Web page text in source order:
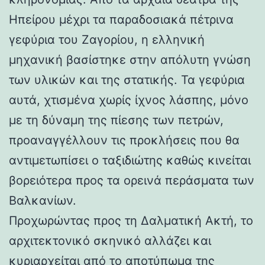
Ηπείρου μέχρι τα παραδοσιακά πέτρινα
γεφύρια του Ζαγορίου, η ελληνική
μηχανική βασίστηκε στην απόλυτη γνώση
των υλικών και της στατικής. Τα γεφύρια
αυτά, χτισμένα χωρίς ίχνος λάσπης, μόνο
με τη δύναμη της πίεσης των πετρών,
προαναγγέλλουν τις προκλήσεις που θα
αντιμετωπίσει ο ταξιδιώτης καθώς κινείται
βορειότερα προς τα ορεινά περάσματα των
Βαλκανίων.
Προχωρώντας προς τη Δαλματική Ακτή, το
αρχιτεκτονικό σκηνικό αλλάζει και
κυριαρχείται από το αποτύπωμα της